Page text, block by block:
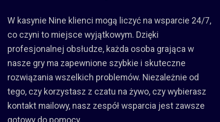
W kasynie Nine klienci mogą liczyć na wsparcie 24/7,
co czyni to miejsce wyjątkowym. Dzięki
profesjonalnej obsłudze, każda osoba grająca w
nasze gry ma zapewnione szybkie i skuteczne
rozwiązania wszelkich problemów. Niezależnie od
tego, czy korzystasz z czatu na żywo, czy wybierasz
kontakt mailowy, nasz zespół wsparcia jest zawsze